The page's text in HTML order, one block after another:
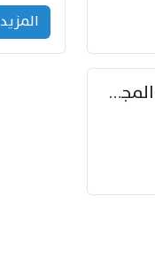
المزید
إنّ أباها وأبا أباها … قد بلغا في المجد غايتاها